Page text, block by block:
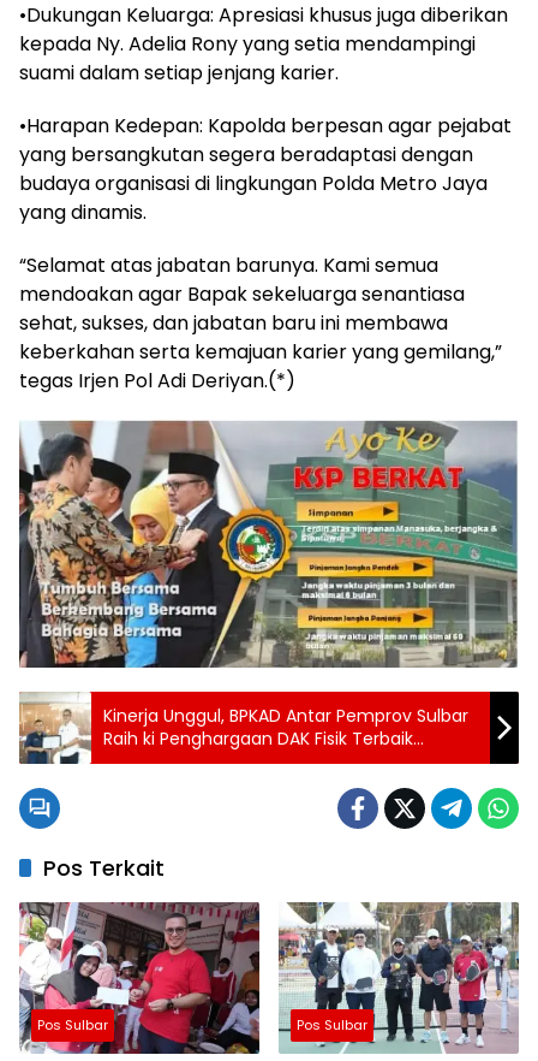
•Dukungan Keluarga: Apresiasi khusus juga diberikan
kepada Ny. Adelia Rony yang setia mendampingi
suami dalam setiap jenjang karier.
•Harapan Kedepan: Kapolda berpesan agar pejabat
yang bersangkutan segera beradaptasi dengan
budaya organisasi di lingkungan Polda Metro Jaya
yang dinamis.
“Selamat atas jabatan barunya. Kami semua
mendoakan agar Bapak sekeluarga senantiasa
sehat, sukses, dan jabatan baru ini membawa
keberkahan serta kemajuan karier yang gemilang,”
tegas Irjen Pol Adi Deriyan.(*)
Kinerja Unggul, BPKAD Antar Pemprov Sulbar
Raih ki Penghargaan DAK Fisik Terbaik
Tingkat KPPN
Pos Terkait
Pos Sulbar Pos Sulbar